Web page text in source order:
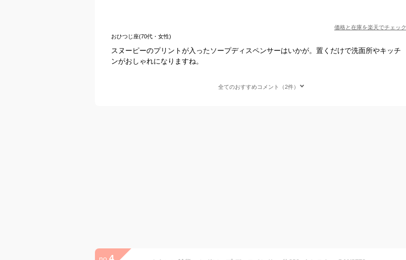
価格と在庫を楽天でチェック
おひつじ座(70代・女性)
スヌーピーのプリントが入ったソープディスペンサーはいかが。置くだけで洗面所やキッチ
ンがおしゃれになりますね。
全てのおすすめコメント（2件）
4